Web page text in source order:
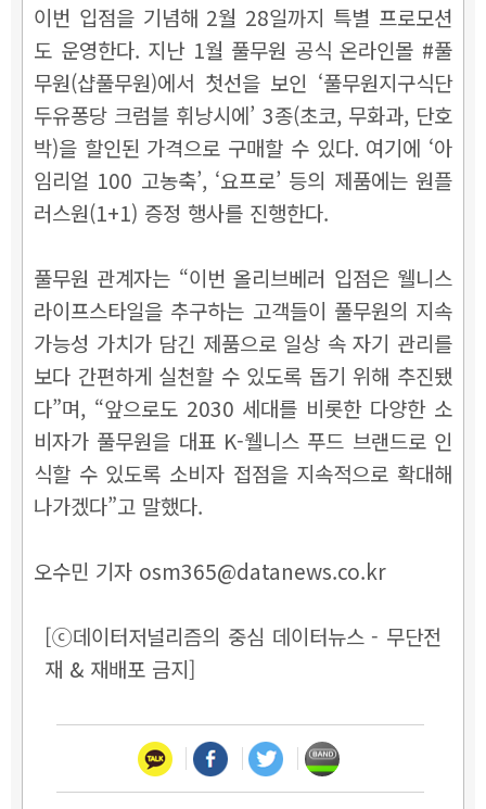
이번 입점을 기념해 2월 28일까지 특별 프로모션
도 운영한다. 지난 1월 풀무원 공식 온라인몰 #풀
무원(샵풀무원)에서 첫선을 보인 ‘풀무원지구식단
두유퐁당 크럼블 휘낭시에’ 3종(초코, 무화과, 단호
박)을 할인된 가격으로 구매할 수 있다. 여기에 ‘아
임리얼 100 고농축’, ‘요프로’ 등의 제품에는 원플
러스원(1+1) 증정 행사를 진행한다.
풀무원 관계자는 “이번 올리브베러 입점은 웰니스
라이프스타일을 추구하는 고객들이 풀무원의 지속
가능성 가치가 담긴 제품으로 일상 속 자기 관리를
보다 간편하게 실천할 수 있도록 돕기 위해 추진됐
다”며, “앞으로도 2030 세대를 비롯한 다양한 소
비자가 풀무원을 대표 K-웰니스 푸드 브랜드로 인
식할 수 있도록 소비자 접점을 지속적으로 확대해
나가겠다”고 말했다.
오수민 기자 osm365@datanews.co.kr
[ⓒ데이터저널리즘의 중심 데이터뉴스 - 무단전
재 & 재배포 금지]